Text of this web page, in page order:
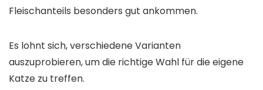
Fleischanteils besonders gut ankommen.
Es lohnt sich, verschiedene Varianten
auszuprobieren, um die richtige Wahl für die eigene
Katze zu treffen.